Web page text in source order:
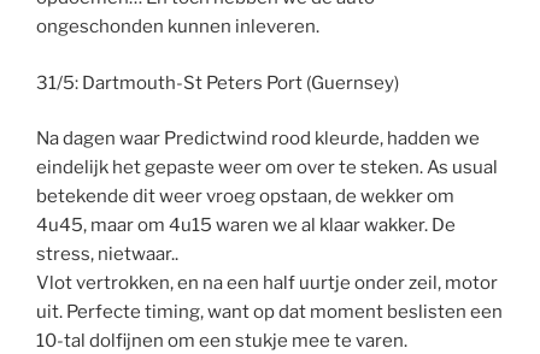
ongeschonden kunnen inleveren.
31/5: Dartmouth-St Peters Port (Guernsey)
Na dagen waar Predictwind rood kleurde, hadden we
eindelijk het gepaste weer om over te steken. As usual
betekende dit weer vroeg opstaan, de wekker om
4u45, maar om 4u15 waren we al klaar wakker. De
stress, nietwaar..
Vlot vertrokken, en na een half uurtje onder zeil, motor
uit. Perfecte timing, want op dat moment beslisten een
10-tal dolfijnen om een stukje mee te varen.